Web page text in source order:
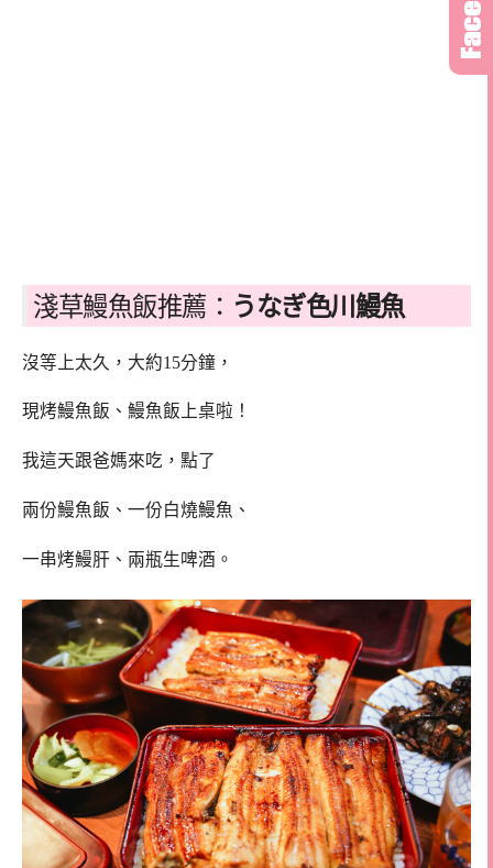
淺草鰻魚飯推薦： うなぎ色川鰻魚
沒等上太久，大約15分鐘，
現烤鰻魚飯、鰻魚飯上桌啦！
我這天跟爸媽來吃，點了
兩份鰻魚飯、一份白燒鰻魚、
一串烤鰻肝、兩瓶生啤酒。